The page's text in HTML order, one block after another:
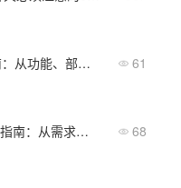
国产IM软件选型指南：从功能、部署到服务支持的全维度评估 61
纯内网通讯软件选型指南：从需求到落地的完整流程 68